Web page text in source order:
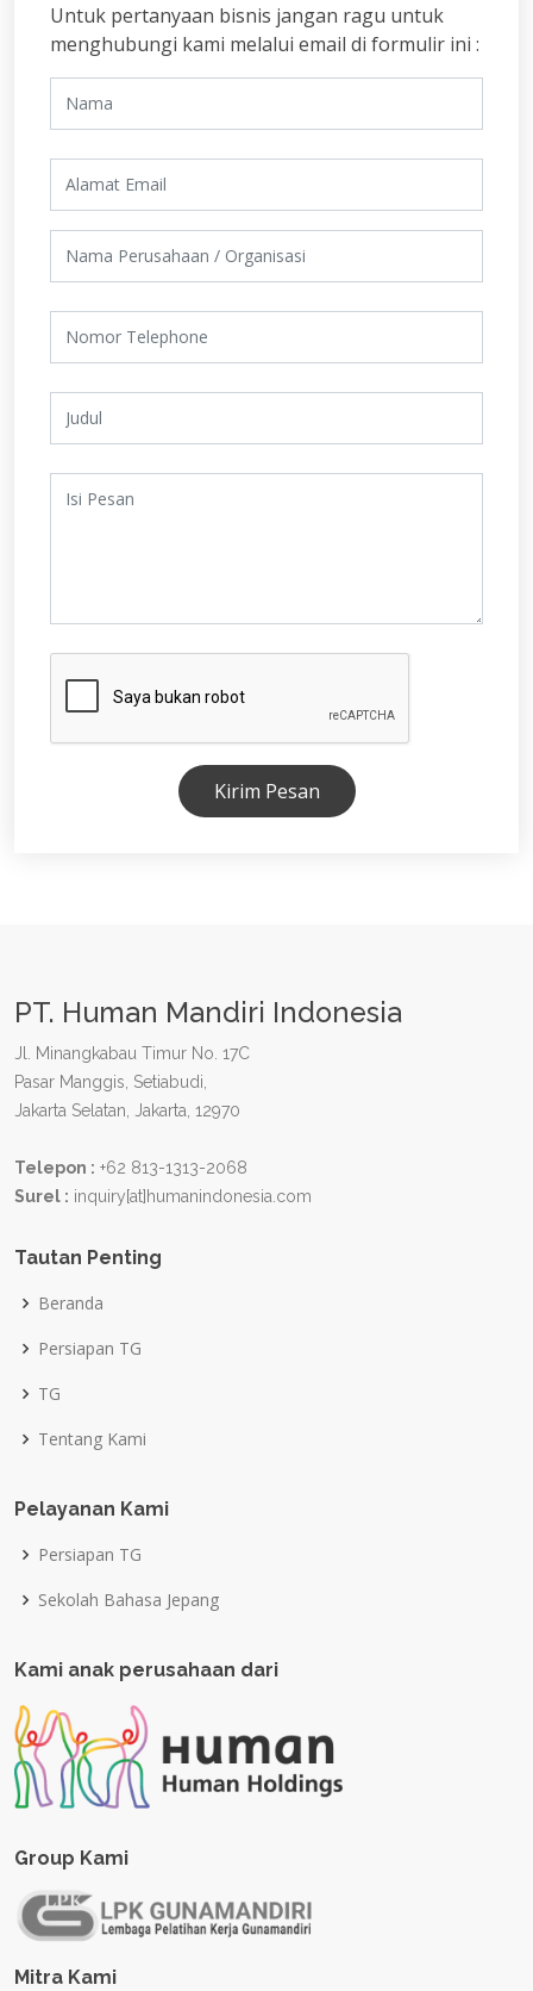
Untuk pertanyaan bisnis jangan ragu untuk
menghubungi kami melalui email di formulir ini :
Kirim Pesan
PT. Human Mandiri Indonesia
Jl. Minangkabau Timur No. 17C
Pasar Manggis, Setiabudi,
Jakarta Selatan, Jakarta, 12970
Telepon : +62 813-1313-2068
Surel : inquiry[at]humanindonesia.com
Tautan Penting
Beranda
Persiapan TG
TG
Tentang Kami
Pelayanan Kami
Persiapan TG
Sekolah Bahasa Jepang
Kami anak perusahaan dari
Group Kami
Mitra Kami